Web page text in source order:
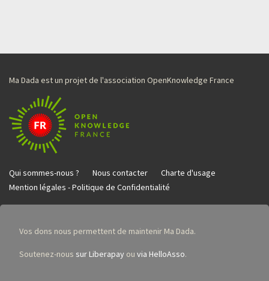
Ma Dada est un projet de l'association OpenKnowledge France
Qui sommes-nous ? Nous contacter
Charte d'usage
Mention légales - Politique de Confidentialité
Vos dons nous permettent de maintenir Ma Dada.
Soutenez-nous sur Liberapay ou via HelloAsso.